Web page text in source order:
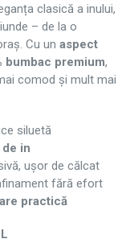
clasică a inului,
– de la o
Cu un aspect
bumbac premium,
comod și mult mai
siluetă
in
ușor de călcat
fără efort
practică